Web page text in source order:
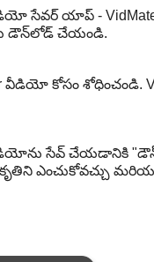
సేవర్ యాప్ -
డౌన్‌లోడ్ చేయండి.
వీడియో కోసం శోధించండి.
సేవ్ చేయడానికి
ఎంచుకోవచ్చు